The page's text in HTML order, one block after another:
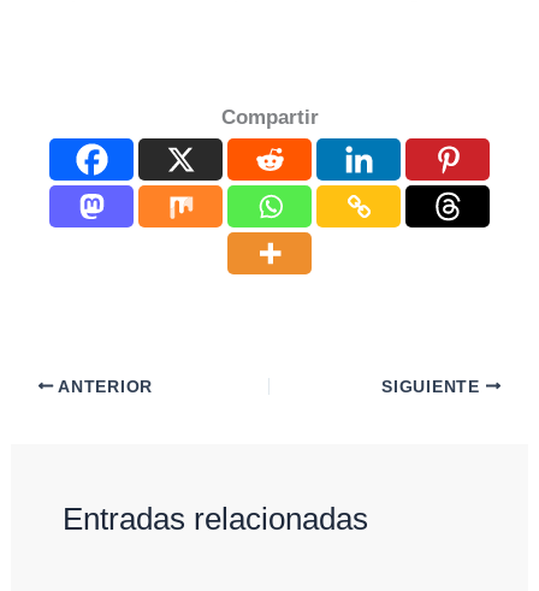
Compartir
ANTERIOR SIGUIENTE
Entradas relacionadas